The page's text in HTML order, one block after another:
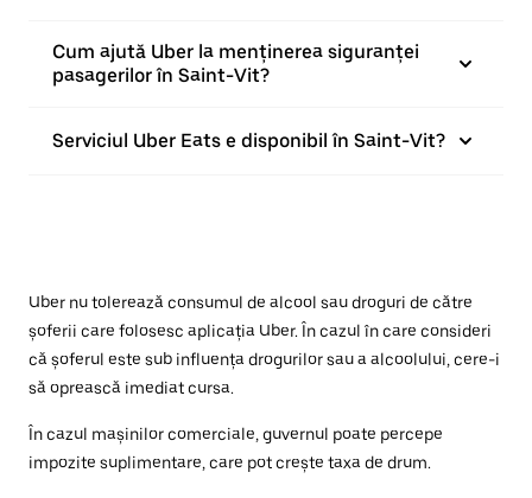
Cum ajută Uber la menținerea siguranței
pasagerilor în Saint-Vit?
Serviciul Uber Eats e disponibil în Saint-Vit?
Uber nu tolerează consumul de alcool sau droguri de către
șoferii care folosesc aplicația Uber. În cazul în care consideri
că șoferul este sub influența drogurilor sau a alcoolului, cere-i
să oprească imediat cursa.
În cazul mașinilor comerciale, guvernul poate percepe
impozite suplimentare, care pot crește taxa de drum.